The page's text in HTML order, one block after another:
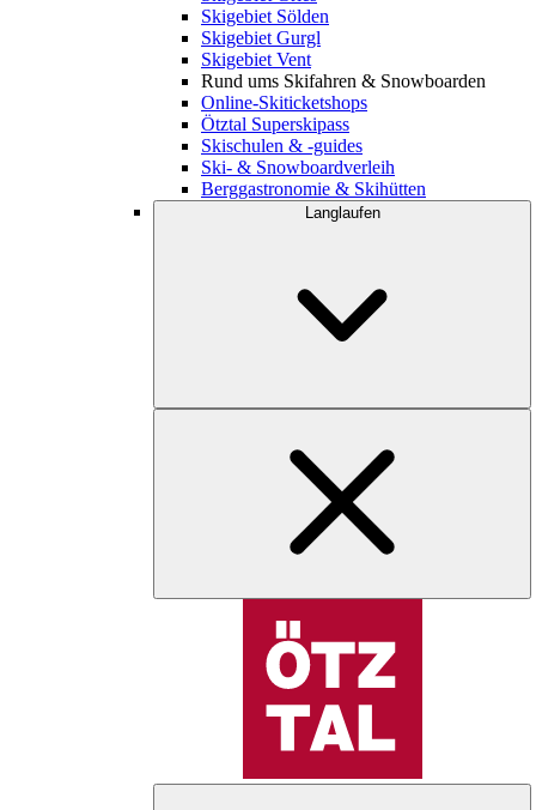
Skigebiet Sölden
Skigebiet Gurgl
Skigebiet Vent
Rund ums Skifahren & Snowboarden
Online-Skiticketshops
Ötztal Superskipass
Skischulen & -guides
Ski- & Snowboardverleih
Berggastronomie & Skihütten
Langlaufen